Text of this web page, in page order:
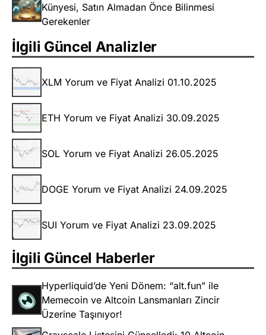
Künyesi, Satın Almadan Önce Bilinmesi
Gerekenler
İlgili Güncel Analizler
XLM Yorum ve Fiyat Analizi 01.10.2025
ETH Yorum ve Fiyat Analizi 30.09.2025
SOL Yorum ve Fiyat Analizi 26.05.2025
DOGE Yorum ve Fiyat Analizi 24.09.2025
SUI Yorum ve Fiyat Analizi 23.09.2025
İlgili Güncel Haberler
Hyperliquid’de Yeni Dönem: “alt.fun” ile
Memecoin ve Altcoin Lansmanları Zincir
Üzerine Taşınıyor!